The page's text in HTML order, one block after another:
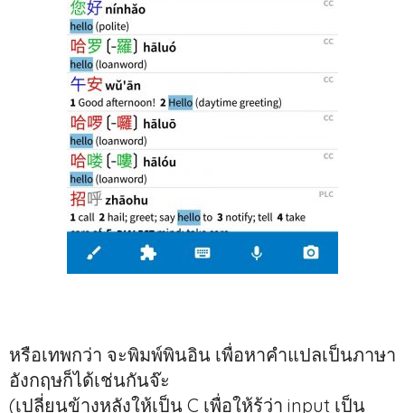
หรือเทพกว่า จะพิมพ์พินอิน เพื่อหาคำแปลเป็นภาษา
อังกฤษก็ได้เช่นกันจ๊ะ
(เปลี่ยนข้างหลังให้เป็น C เพื่อให้รู้ว่า input เป็น